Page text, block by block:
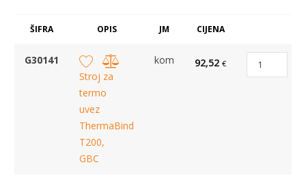
ŠIFRA OPIS JM CIJENA
G30141
Stroj za
termo
uvez
ThermaBind
T200,
GBC
kom 92,52 €